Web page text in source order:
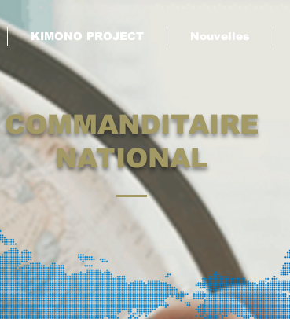
KIMONO PROJECT Nouvelles
COMMANDITAIRE
NATIONAL